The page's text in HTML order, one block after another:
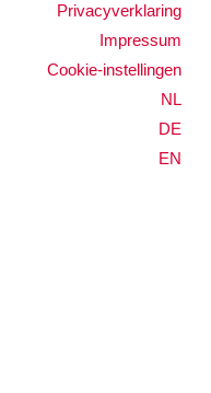
Privacyverklaring
Impressum
Cookie-instellingen
NL
DE
EN